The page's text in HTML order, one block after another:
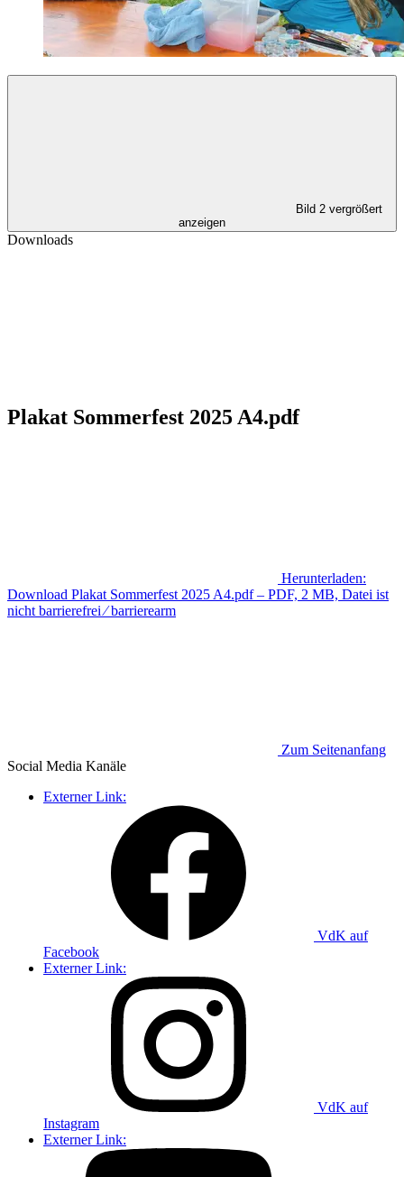
Bild 2 vergrößert
anzeigen
Downloads
Plakat Sommerfest 2025 A4.pdf
Herunterladen:
Download Plakat Sommerfest 2025 A4.pdf – PDF, 2 MB, Datei ist
nicht barrierefrei ⁄ barrierearm
Zum Seitenanfang
Social Media Kanäle
Externer Link:
VdK auf
Facebook
Externer Link:
VdK auf
Instagram
Externer Link: